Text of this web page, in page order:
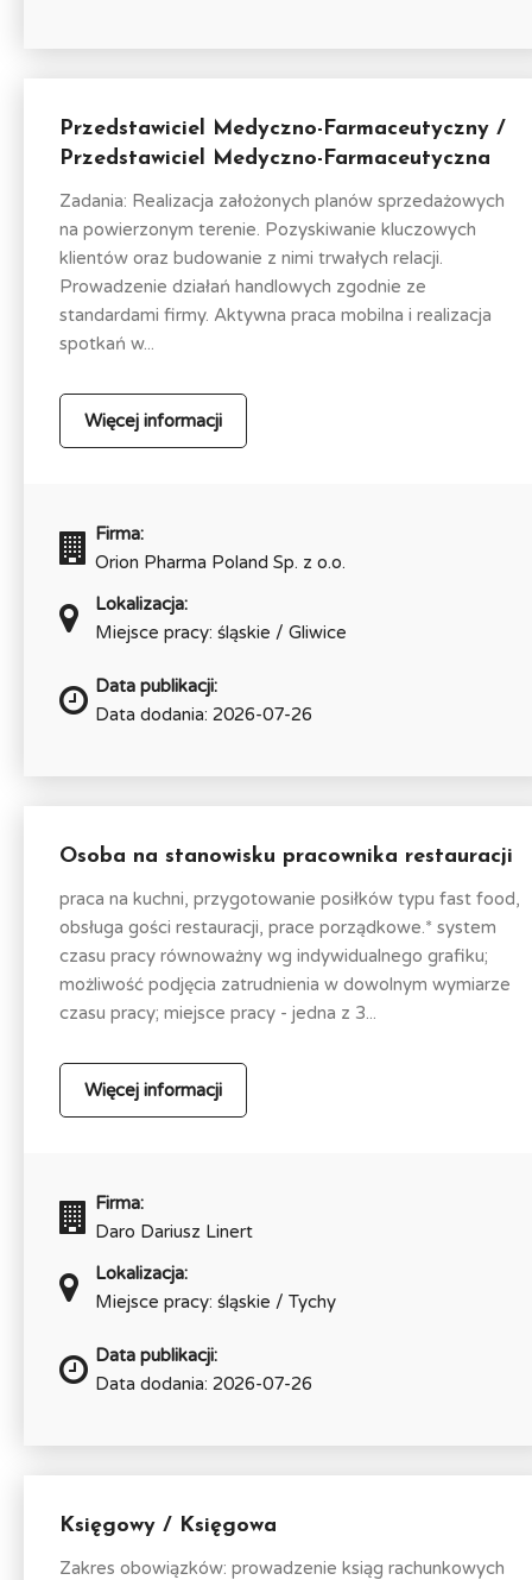
Przedstawiciel Medyczno-Farmaceutyczny /
Przedstawiciel Medyczno-Farmaceutyczna
Zadania: Realizacja założonych planów sprzedażowych
na powierzonym terenie. Pozyskiwanie kluczowych
klientów oraz budowanie z nimi trwałych relacji.
Prowadzenie działań handlowych zgodnie ze
standardami firmy. Aktywna praca mobilna i realizacja
spotkań w...
Więcej informacji
Firma:
Orion Pharma Poland Sp. z o.o.
Lokalizacja:
Miejsce pracy: śląskie / Gliwice
Data publikacji:
Data dodania: 2026-07-26
Osoba na stanowisku pracownika restauracji
praca na kuchni, przygotowanie posiłków typu fast food,
obsługa gości restauracji, prace porządkowe.* system
czasu pracy równoważny wg indywidualnego grafiku;
możliwość podjęcia zatrudnienia w dowolnym wymiarze
czasu pracy; miejsce pracy - jedna z 3...
Więcej informacji
Firma:
Daro Dariusz Linert
Lokalizacja:
Miejsce pracy: śląskie / Tychy
Data publikacji:
Data dodania: 2026-07-26
Księgowy / Księgowa
Zakres obowiązków: prowadzenie ksiąg rachunkowych